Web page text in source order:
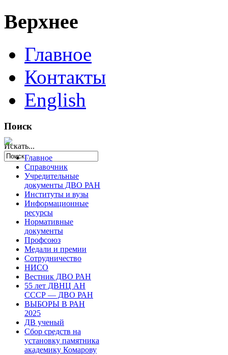
Верхнее
Главное
Контакты
English
Поиск
Искать...
Главное
Справочник
Учредительные
документы ДВО РАН
Институты и вузы
Информационные
ресурсы
Нормативные
документы
Профсоюз
Медали и премии
Сотрудничество
НИСО
Вестник ДВО РАН
55 лет ДВНЦ АН
СССР — ДВО РАН
ВЫБОРЫ В РАН
2025
ДВ ученый
Сбор средств на
установку памятника
академику Комарову